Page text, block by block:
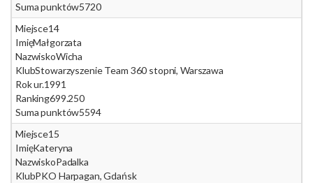
Suma punktów5720
Miejsce14
ImięMałgorzata
NazwiskoWicha
KlubStowarzyszenie Team 360 stopni, Warszawa
Rok ur.1991
Ranking699.250
Suma punktów5594
Miejsce15
ImięKateryna
NazwiskoPadalka
KlubPKO Harpagan, Gdańsk